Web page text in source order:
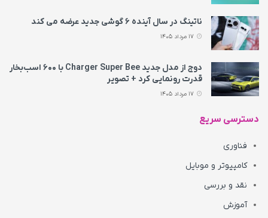
ناتینگ در سال آینده ۶ گوشی جدید عرضه می‌ کند
دوج از مدل جدید Charger Super Bee با ۶۰۰ اسب‌بخار
قدرت رونمایی کرد + تصویر
دسترسی سریع
فناوری
کامپیوتر و موبایل
نقد و بررسی
آموزش